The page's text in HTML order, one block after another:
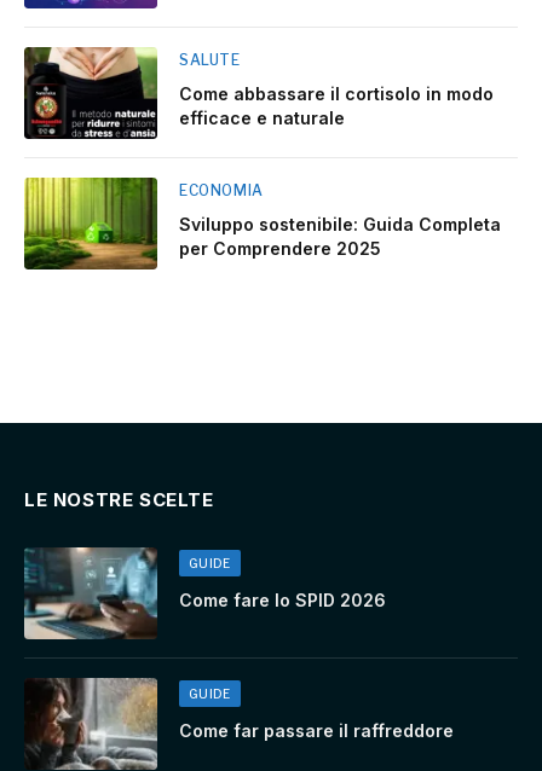
SALUTE
Come abbassare il cortisolo in modo
efficace e naturale
ECONOMIA
Sviluppo sostenibile: Guida Completa
per Comprendere 2025
LE NOSTRE SCELTE
GUIDE
Come fare lo SPID 2026
GUIDE
Come far passare il raffreddore